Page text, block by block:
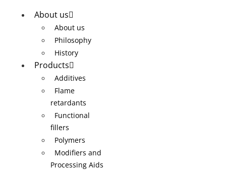
About us
About us
Philosophy
History
Products
Additives
Flame
retardants
Functional
fillers
Polymers
Modifiers and
Processing Aids